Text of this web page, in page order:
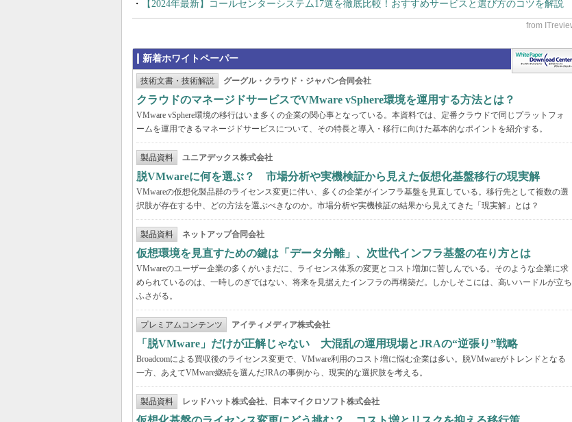
【2024年最新】コールセンターシステム17選を徹底比較！おすすめサービスと選び方のコツを解説
新着ホワイトペーパー
技術文書・技術解説 グーグル・クラウド・ジャパン合同会社
クラウドのマネージドサービスでVMware vSphere環境を運用する方法とは？
VMware vSphere環境の移行はいま多くの企業の関心事となっている。本資料では、定番クラウドで同じプラットフォ
ームを運用できるマネージドサービスについて、その特長と導入・移行に向けた基本的なポイントを紹介する。
製品資料 ユニアデックス株式会社
脱VMwareに何を選ぶ？ 市場分析や実機検証から見えた仮想化基盤移行の現実解
VMwareの仮想化製品群のライセンス変更に伴い、多くの企業がインフラ基盤を見直している。移行先として複数の選
択肢が存在する中、どの方法を選ぶべきなのか。市場分析や実機検証の結果から見えてきた「現実解」とは？
製品資料 ネットアップ合同会社
仮想環境を見直すための鍵は「データ分離」、次世代インフラ基盤の在り方とは
VMwareのユーザー企業の多くがいまだに、ライセンス体系の変更とコスト増加に苦しんでいる。そのような企業に求
められているのは、一時しのぎではない、将来を見据えたインフラの再構築だ。しかしそこには、高いハードルが立ち
ふさがる。
プレミアムコンテンツ アイティメディア株式会社
「脱VMware」だけが正解じゃない 大混乱の運用現場とJRAの“逆張り”戦略
Broadcomによる買収後のライセンス変更で、VMware利用のコスト増に悩む企業は多い。脱VMwareがトレンドとなる
一方、あえてVMware継続を選んだJRAの事例から、現実的な選択肢を考える。
製品資料 レッドハット株式会社、日本マイクロソフト株式会社